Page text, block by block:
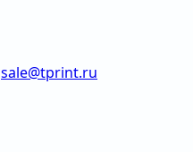
sale@tprint.ru